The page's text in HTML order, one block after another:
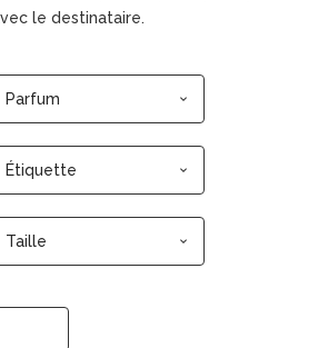
le destinataire.
Parfum
Étiquette
Taille